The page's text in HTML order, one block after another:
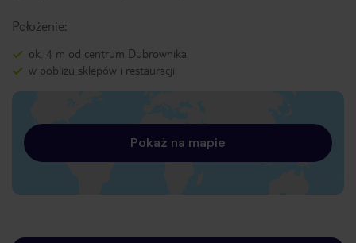
Położenie:
ok. 4 m od centrum Dubrownika
w pobliżu sklepów i restauracji
Pokaż na mapie